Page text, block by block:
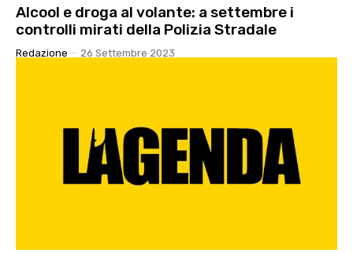
Alcool e droga al volante: a settembre i
controlli mirati della Polizia Stradale
Redazione - 26 Settembre 2023